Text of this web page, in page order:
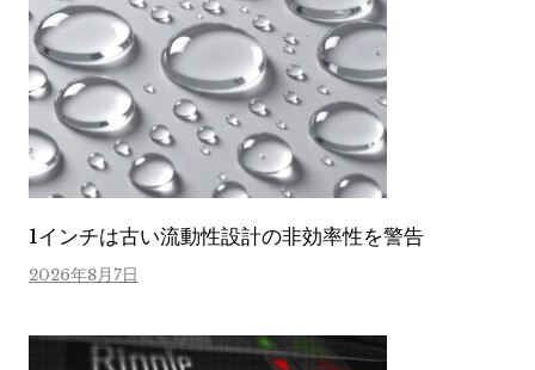
1インチは古い流動性設計の非効率性を警告
2026年8月7日